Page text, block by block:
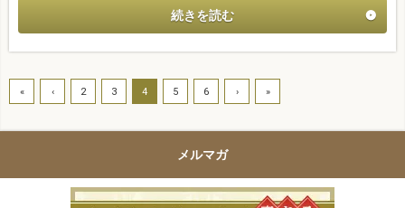
続きを読む
« ‹ 2 3 4 5 6 › »
メルマガ